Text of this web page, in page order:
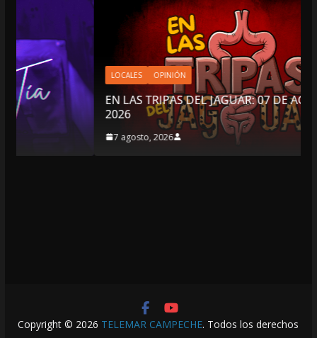
LOCALES OPINIÓN
EN LAS TRIPAS DEL JAGUAR: 07 DE AGOSTO DE
2026
7 agosto, 2026
Copyright © 2026 TELEMAR CAMPECHE. Todos los derechos